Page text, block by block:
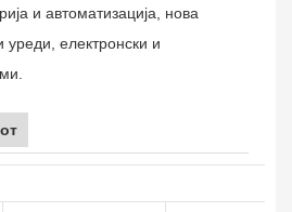
и автоматизација, нова
уреди, електронски и